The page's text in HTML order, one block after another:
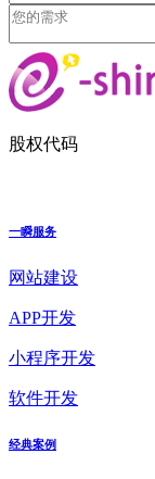
股权代码
一瞬服务
网站建设
APP开发
小程序开发
软件开发
经典案例